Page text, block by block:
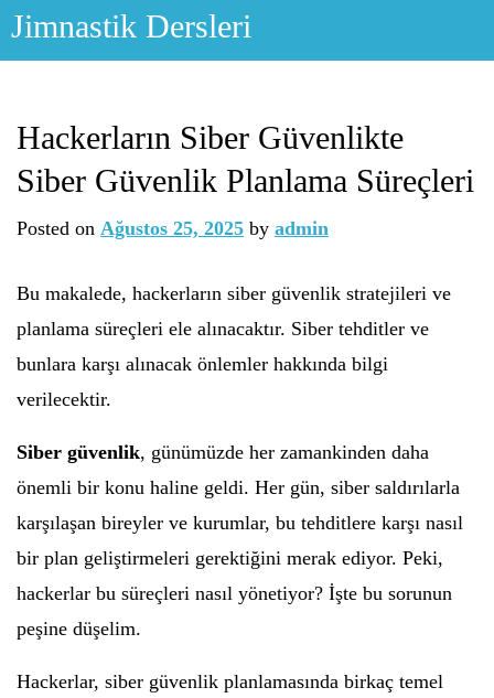
Skip
Jimnastik Dersleri
Hackerların Siber Güvenlikte
Siber Güvenlik Planlama Süreçleri
Posted on Ağustos 25, 2025 by admin
Bu makalede, hackerların siber güvenlik stratejileri ve
planlama süreçleri ele alınacaktır. Siber tehditler ve
bunlara karşı alınacak önlemler hakkında bilgi
verilecektir.
Siber güvenlik, günümüzde her zamankinden daha
önemli bir konu haline geldi. Her gün, siber saldırılarla
karşılaşan bireyler ve kurumlar, bu tehditlere karşı nasıl
bir plan geliştirmeleri gerektiğini merak ediyor. Peki,
hackerlar bu süreçleri nasıl yönetiyor? İşte bu sorunun
peşine düşelim.
Hackerlar, siber güvenlik planlamasında birkaç temel